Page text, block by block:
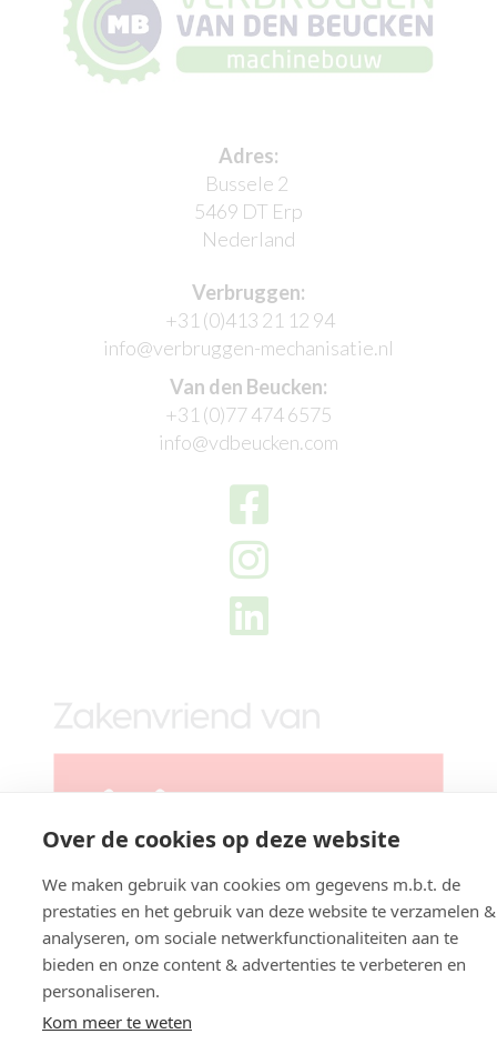
Over de cookies op deze website
We maken gebruik van cookies om gegevens m.b.t. de
prestaties en het gebruik van deze website te verzamelen &
analyseren, om sociale netwerkfunctionaliteiten aan te
bieden en onze content & advertenties te verbeteren en
personaliseren.
Kom meer te weten
Adres:
Bussele 2
5469 DT Erp
Nederland
Verbruggen:
+31 (0)413 21 12 94
info@verbruggen-mechanisatie.nl
Van den Beucken:
+31 (0)77 474 6575
info@vdbeucken.com
Website gemaakt door